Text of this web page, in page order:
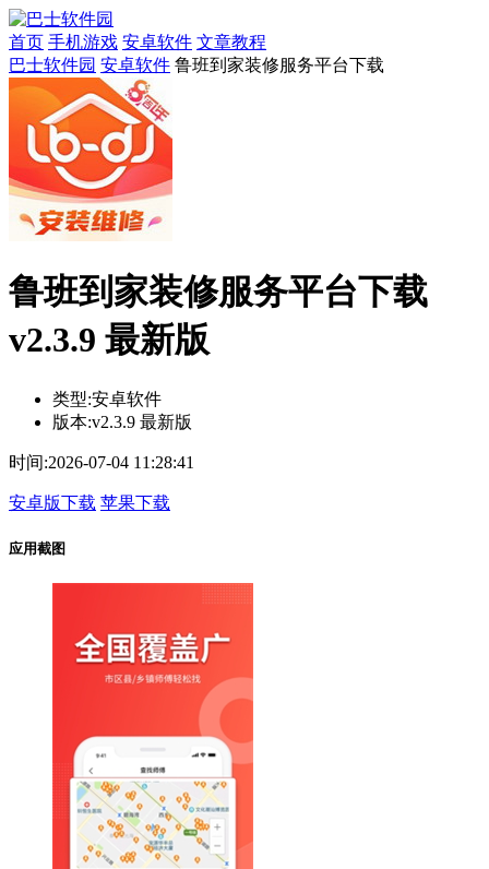
首页 手机游戏 安卓软件 文章教程
巴士软件园 安卓软件 鲁班到家装修服务平台下载
鲁班到家装修服务平台下载
v2.3.9 最新版
类型:安卓软件
版本:v2.3.9 最新版
时间:2026-07-04 11:28:41
安卓版下载 苹果下载
应用截图